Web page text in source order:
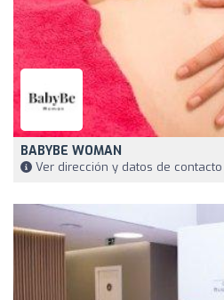
BABYBE WOMAN
Ver dirección y datos de contacto